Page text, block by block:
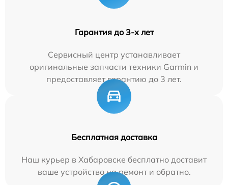
Гарантия до 3-х лет
Сервисный центр устанавливает
оригинальные запчасти техники Garmin и
предоставляет гарантию до 3 лет.
Бесплатная доставка
Наш курьер в Хабаровске бесплатно доставит
ваше устройство на ремонт и обратно.